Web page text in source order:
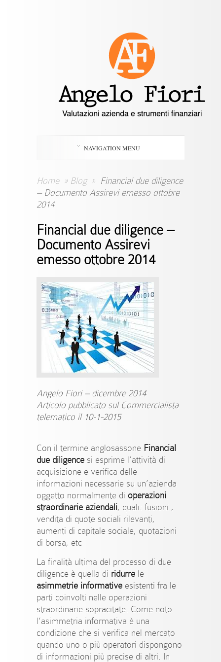
NAVIGATION MENU
Home » Blog » Financial due diligence
– Documento Assirevi emesso ottobre
2014
Financial due diligence –
Documento Assirevi
emesso ottobre 2014
Angelo Fiori – dicembre 2014
Articolo pubblicato sul Commercialista
telematico il 10-1-2015
Con il termine anglosassone Financial
due diligence si esprime l’attività di
acquisizione e verifica delle
informazioni necessarie su un’azienda
oggetto normalmente di operazioni
straordinarie aziendali, quali: fusioni ,
vendita di quote sociali rilevanti,
aumenti di capitale sociale, quotazioni
di borsa, etc
La finalità ultima del processo di due
diligence è quella di ridurre le
asimmetrie informative esistenti fra le
parti coinvolti nelle operazioni
straordinarie sopracitate. Come noto
l’asimmetria informativa è una
condizione che si verifica nel mercato
quando uno o più operatori dispongono
di informazioni più precise di altri. In